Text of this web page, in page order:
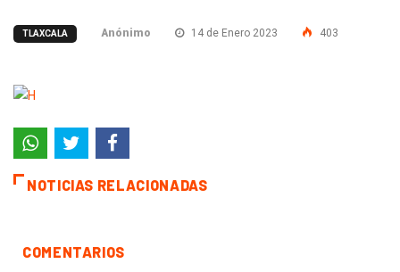
TLAXCALA Anónimo 14 de Enero 2023 403
NOTICIAS RELACIONADAS
COMENTARIOS